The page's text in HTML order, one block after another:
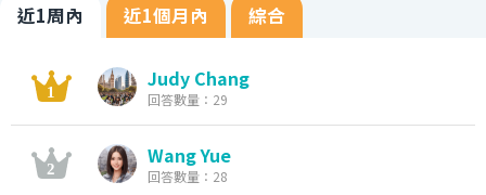
近1周內 近1個月內 綜合
Judy Chang
回答數量：29
Wang Yue
回答數量：28